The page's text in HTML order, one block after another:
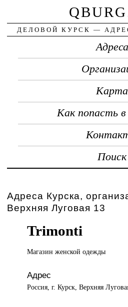
ДЕЛОВОЙ КУРСК —
Адреса
Карта
Как попасть в
Поиск
Адреса Курска,
Верхняя Луговая 13
Trimonti
Магазин женскойодежды
Адрес
Россия, г. Курск, Верхняя